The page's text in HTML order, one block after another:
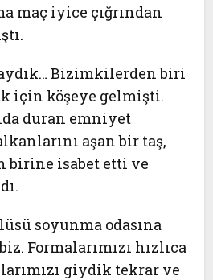
maç iyice çığrından
Bizimkilerden biri
için köşeye gelmişti.
duran emniyet
aşan bir taş,
birine isabet etti ve
soyunma odasına
Formalarımızı hızlıca
giydik tekrar ve